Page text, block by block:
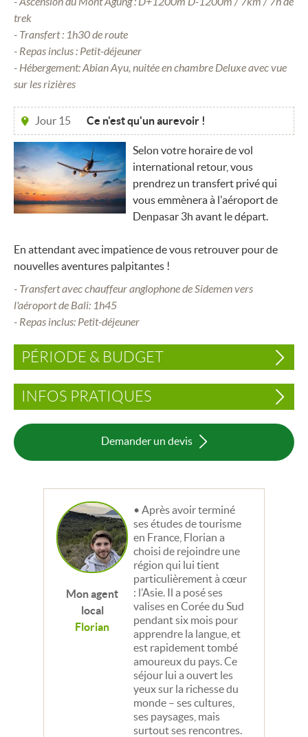
trek
- Transfert : 1h30 de route
- Repas inclus : Petit-déjeuner
- Hébergement: Abian Ayu, nuitée en chambre Deluxe avec vue
sur les rizières
Jour 15 Ce n'est qu'un aurevoir !
Selon votre horaire de vol
international retour, vous
prendrez un transfert privé qui
vous emmènera à l'aéroport de
Denpasar 3h avant le départ.
En attendant avec impatience de vous retrouver pour de
nouvelles aventures palpitantes !
- Transfert avec chauffeur anglophone de Sidemen vers
l'aéroport de Bali: 1h45
- Repas inclus: Petit-déjeuner
PÉRIODE & BUDGET
INFOS PRATIQUES
Demander un devis
Mon agent
local
Florian
Après avoir terminé
ses études de tourisme
en France, Florian a
choisi de rejoindre une
région qui lui tient
particulièrement à cœur
: l’Asie. Il a posé ses
valises en Corée du Sud
pendant six mois pour
apprendre la langue, et
est rapidement tombé
amoureux du pays. Ce
séjour lui a ouvert les
yeux sur la richesse du
monde – ses cultures,
ses paysages, mais
surtout ses rencontres.